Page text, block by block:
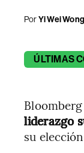
PorYi Wei Wong
ÚLTIMAS
liderazgo
su